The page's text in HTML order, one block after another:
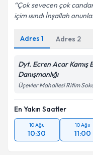
Çok sevecen çok
içim ısındı İnşallah
Adres 1 Adres 2
Dyt. Ecren Acar Kamış
Danışmanlığı
Üçevler Mahallesi Ritim
En Yakın Saatler
10 Ağu
10:30
10 Ağu
11:00